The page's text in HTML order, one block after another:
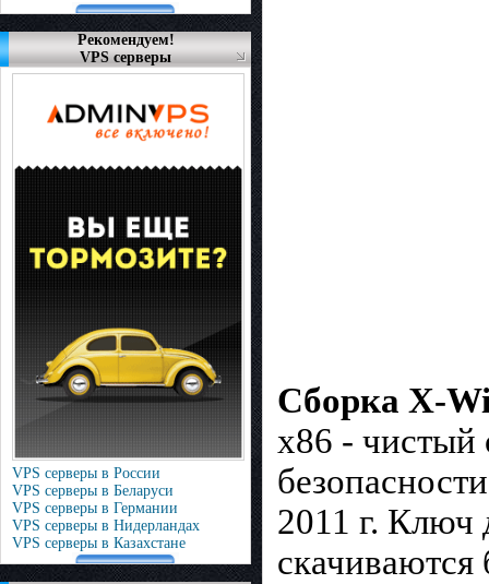
Рекомендуем!
VPS серверы
VPS серверы в России
VPS серверы в Беларуси
VPS серверы в Германии
VPS серверы в Нидерландах
VPS серверы в Казахстане
Сборка X-
x86 - чистый
2011 г. Ключ
скачиваются